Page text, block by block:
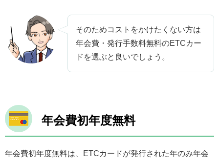
そのためコストをかけたくない方は
年会費・発行手数料無料のETCカー
ドを選ぶと良いでしょう。
年会費初年度無料
年会費初年度無料は、ETCカードが発行された年のみ年会